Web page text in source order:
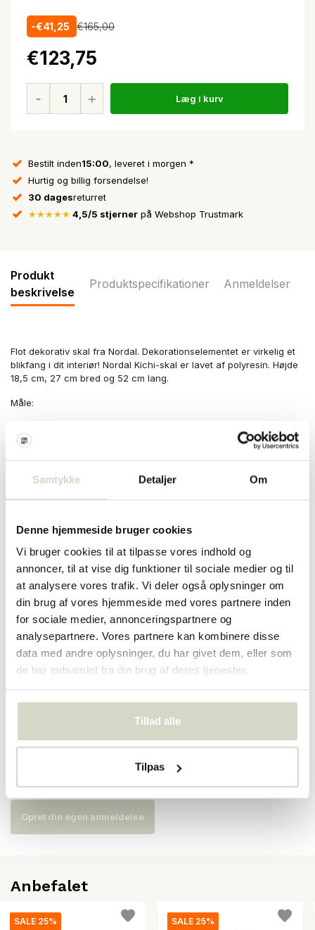
Samtykke Detaljer Om
Denne hjemmeside bruger cookies
Vi bruger cookies til at tilpasse vores indhold og
annoncer, til at vise dig funktioner til sociale medier og til
at analysere vores trafik. Vi deler også oplysninger om
din brug af vores hjemmeside med vores partnere inden
for sociale medier, annonceringspartnere og
analysepartnere. Vores partnere kan kombinere disse
data med andre oplysninger, du har givet dem, eller som
de har indsamlet fra din brug af deres tjenester.
Tillad alle
Tilpas
-€41,25 €165,00
€123,75
Læg i kurv
Bestilt inden15:00, leveret i morgen *
Hurtig og billig forsendelse!
30 dagesreturret
★★★★★ 4,5/5 stjerner på Webshop Trustmark
Produkt
beskrivelse
Produktspecifikationer Anmeldelser
Flot dekorativ skal fra Nordal. Dekorationselementet er virkelig et
blikfang i dit interiør! Nordal Kichi-skal er lavet af polyresin. Højde
18,5 cm, 27 cm bred og 52 cm lang.
Måle:
18.50 CM
LÆNGDE:
Andet: ikke vandtæt. Fordi varen er håndlavet, er hver vare unik.
Form og størrelse varierer pr. Vare.
PRODUKTSPECIFIKATIONER
Varenummer 25102
Anmeldelser
Opret din egen anmeldelse
Anbefalet
SALE 25% SALE 25%